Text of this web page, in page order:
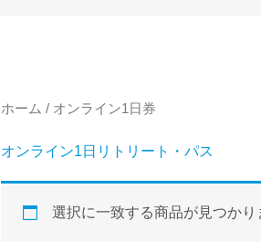
ホーム / オンライン1日券
オンライン1日リトリート・パス
選択に一致する商品が見つかり